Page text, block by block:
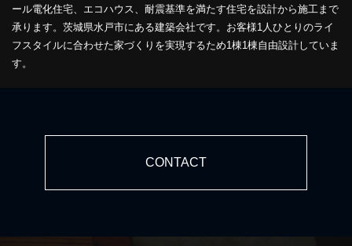
ール電化住宅、エコハウス、耐震基準を満たす住宅を設計から施工まで
承ります。茨城県水戸市にある建築会社です。お客様1人ひとりのライ
フスタイルに合わせた家づくりを実現するため1棟1棟自由設計していま
す。
CONTACT